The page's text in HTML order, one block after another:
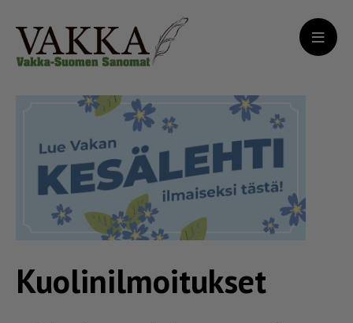
Kuoli­nil­moi­tukset